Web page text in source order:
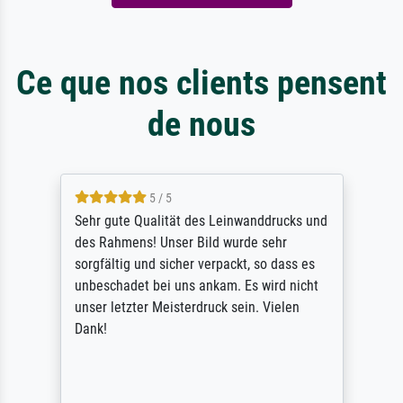
Ce que nos clients pensent
de nous
5 / 5
Sehr gute Qualität des Leinwanddrucks und
des Rahmens! Unser Bild wurde sehr
sorgfältig und sicher verpackt, so dass es
unbeschadet bei uns ankam. Es wird nicht
unser letzter Meisterdruck sein. Vielen
Dank!